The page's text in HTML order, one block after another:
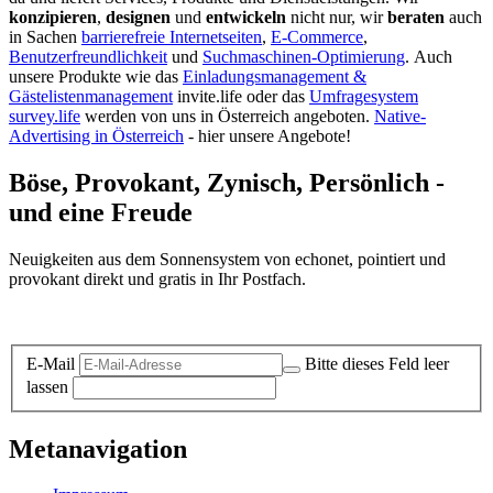
konzipieren, designen und entwickeln nicht nur, wirberaten auch
in Sachen barrierefreie Internetseiten, E-Commerce,
Benutzerfreundlichkeit und Suchmaschinen-Optimierung. Auch
unsere Produkte wie das Einladungsmanagement &
Gästelistenmanagement invite.life oder das Umfragesystem
survey.life werden von uns in Österreich angeboten. Native-
Advertising in Österreich - hier unsere Angebote!
Böse, Provokant, Zynisch, Persönlich -
und eine Freude
Neuigkeiten aus dem Sonnensystem von echonet, pointiert und
provokant direkt und gratis in Ihr Postfach.
E-Mail
Bitte dieses Feld leer
lassen
Metanavigation